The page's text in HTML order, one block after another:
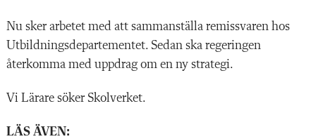
Nu sker arbetet med att sammanställa remissvaren hos
Utbildningsdepartementet. Sedan ska regeringen
återkomma med uppdrag om en ny strategi.
Vi Lärare söker Skolverket.
LÄS ÄVEN: